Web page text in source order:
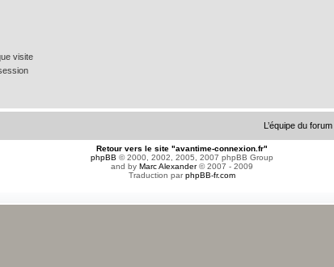
visite
L’équipe du forum
Retour vers le site "avantime-connexion.fr"
phpBB © 2000, 2002, 2005, 2007 phpBB Group
and by Marc Alexander© 2007 - 2009
Traduction parphpBB-fr.com